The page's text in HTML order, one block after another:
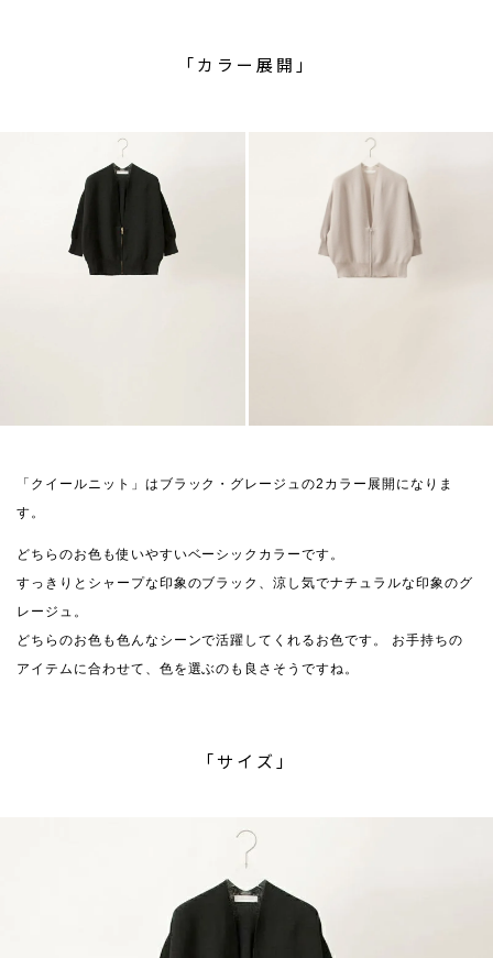
「カラー展開」
「クイールニット」はブラック・グレージュの2カラー展開になりま
す。
どちらのお色も使いやすいベーシックカラーです。
すっきりとシャープな印象のブラック、涼し気でナチュラルな印象のグ
レージュ。
どちらのお色も色んなシーンで活躍してくれるお色です。 お手持ちの
アイテムに合わせて、色を選ぶのも良さそうですね。
「サイズ」